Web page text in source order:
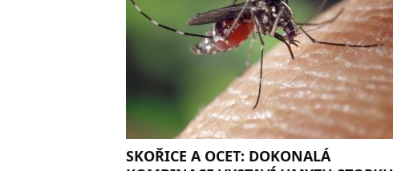
SKOŘICE A OCET: DOKONALÁ